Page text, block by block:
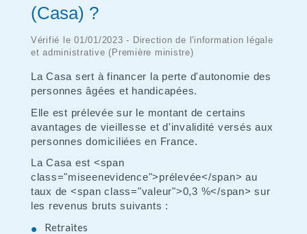
(Casa) ?
Vérifié le 01/01/2023 - Direction de l'information légale
et administrative (Première ministre)
La Casa sert à financer la perte d'autonomie des
personnes âgées et handicapées.
Elle est prélevée sur le montant de certains
avantages de vieillesse et d'invalidité versés aux
personnes domiciliées en France.
La Casa est <span
class="miseenevidence">prélevée</span> au
taux de <span class="valeur">0,3 %</span> sur
les revenus bruts suivants :
Retraites